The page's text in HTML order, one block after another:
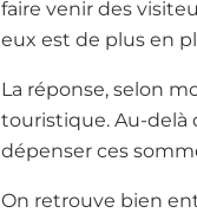
faire venir des
eux est de plus en
La réponse, selon
touristique. Au-delà
dépenser ces
On retrouve bien